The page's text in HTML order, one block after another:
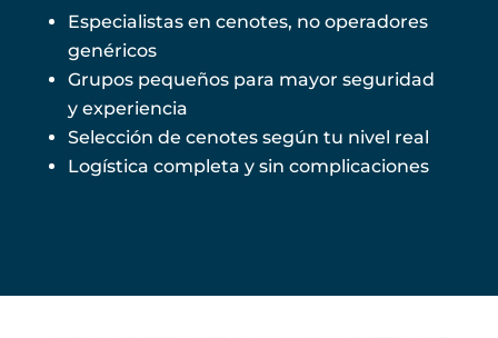
Especialistas en cenotes, no operadores
genéricos
Grupos pequeños para mayor seguridad
y experiencia
Selección de cenotes según tu nivel real
Logística completa y sin complicaciones